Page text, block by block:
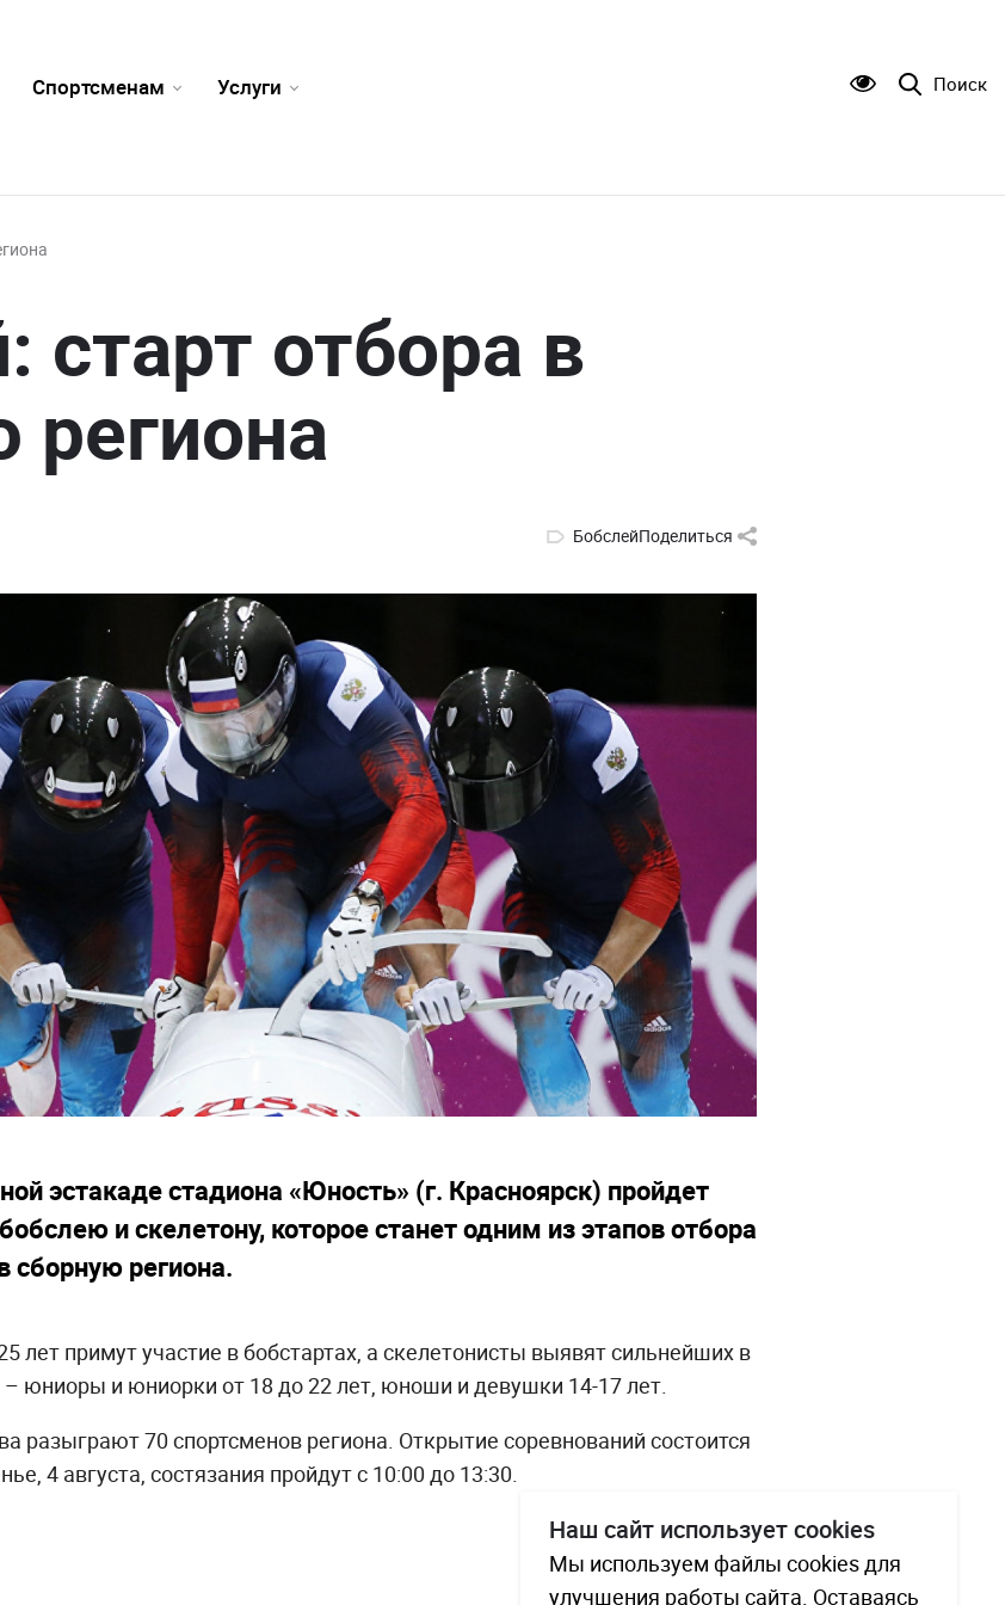
Спортсменам Услуги Поиск
старт отбора в
региона
БобслейПоделиться
эстакаде стадиона «Юность» (г. Красноярск) пройдет
и скелетону, которое станет одним из этапов отбора
сборную региона.
лет примут участие в бобстартах, а скелетонисты выявят сильнейших в
– юниоры и юниорки от 18 до 22 лет, юноши и девушки 14-17 лет.
разыграют 70 спортсменов региона. Открытие соревнований состоится
4 августа, состязания пройдут с 10:00 до 13:30.
Наш сайт использует cookies
Мы используем файлы cookies для
улучшения работы сайта. Оставаясь